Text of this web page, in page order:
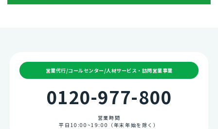
営業代行/コールセンター/人材サービス・訪問営業事業
0120-977-800
営業時間
平日10:00~19:00（年末年始を除く）